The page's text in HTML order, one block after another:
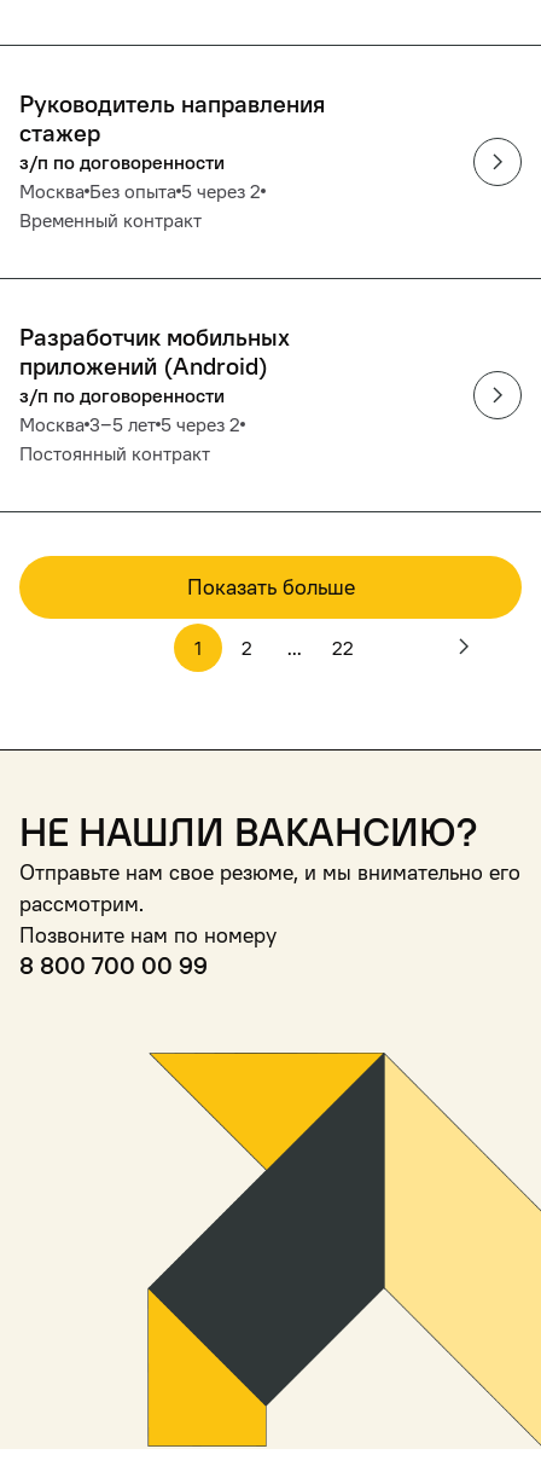
Руководитель направления
стажер
з/п по договоренности
Москва Без опыта 5 через 2
Временный контракт
Разработчик мобильных
приложений (Android)
з/п по договоренности
Москва 3‒5 лет 5 через 2
Постоянный контракт
Показать больше
1 2 ... 22
Не нашли вакансию?
Отправьте нам свое резюме, и мы внимательно его
рассмотрим.
Позвоните нам по номеру
8 800 700 00 99